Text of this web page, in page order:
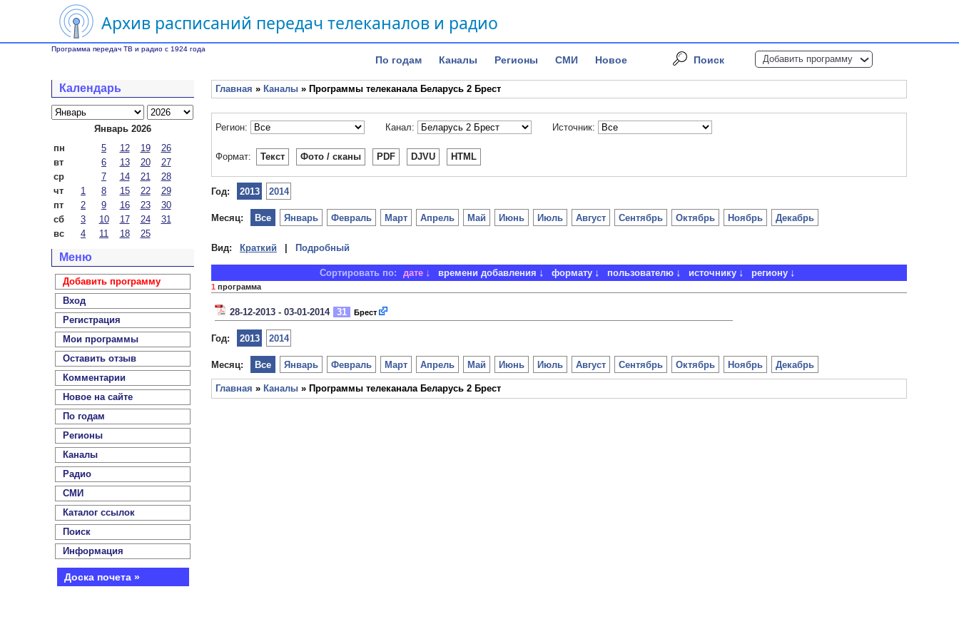
Архив расписаний передач телеканалов и радио
Программа передач ТВ и радио с 1924 года
По годам Каналы Регионы СМИ Новое Поиск Добавить программу
Календарь
Январь 2026
пн
5 12 19
26
вт
6 13 20
27
ср
7 14 21
28
чт
1 8 15 22
29
пт
2 9 16 23
30
сб
3 10 17 24
31
вс
4 11 18 25
Меню
Добавить программу
Вход
Регистрация
Мои программы
Оставить отзыв
Комментарии
Новое на сайте
По годам
Регионы
Каналы
Радио
СМИ
Каталог ссылок
Поиск
Информация
Доска почета »
Главная » Каналы » Программы телеканала Беларусь 2 Брест
Регион: Канал: Источник:
Формат: Текст Фото / сканы PDF DJVU HTML
Год: 2013 2014
Месяц: Январь Февраль Март Апрель Май Июнь Июль Август Сентябрь Октябрь Ноябрь Декабрь
Все
Вид: Краткий Подробный
Сортировать по: дате времени добавления формату пользователю источнику региону
1 программа
28-12-2013 - 03-01-2014 31 Брест
Год: 2013 2014
Месяц: Январь Февраль Март Апрель Май Июнь Июль Август Сентябрь Октябрь Ноябрь Декабрь
Все
Главная » Каналы » Программы телеканала Беларусь 2 Брест